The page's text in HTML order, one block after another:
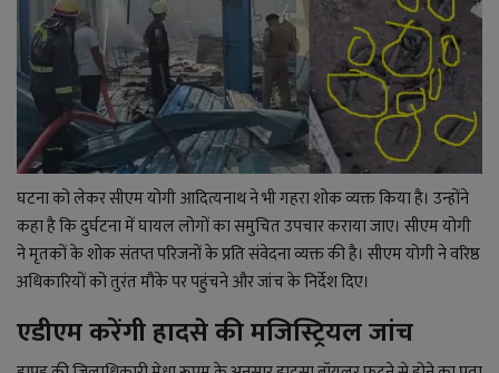
घटना को लेकरसीएम योगी आदित्यनाथ ने भी गहरा शोक व्यक्त किया है। उन्होंने
कहा है कि दुर्घटना में घायल लोगों का समुचित उपचार कराया जाए। सीएम योगी
ने मृतकों के शोक संतप्त परिजनों के प्रति संवेदना व्यक्त की है। सीएम योगी ने वरिष्ठ
अधिकारियों को तुरंत मौके पर पहुंचने और जांच के निर्देश दिए।
एडीएम करेंगी हादसे की मजिस्ट्रियल जांच